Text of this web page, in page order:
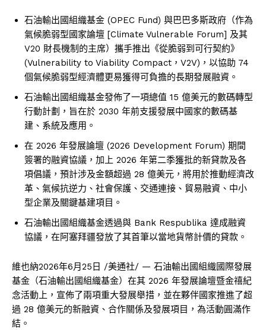
石油輸出國組織基金 (OPEC Fund) 與巴巴多斯政府（作為
氣候脆弱型國家論壇 [Climate Vulnerable Forum] 及其
V20 財長機制的主席）攜手推出《從脆弱到可行契約》
(Vulnerability to Viability Compact，V2V)，以協助 74
個氣候脆弱型經濟體更易獲得可負擔的長期發展融資。
石油輸出國組織基金發佈了一項總值 15 億美元的數碼轉型
行動計劃，旨在於 2030 年前支援發展中國家的數碼基
建、系統及應用。
在 2026 年發展論壇 (2026 Development Forum) 期間
簽署的融資協議，加上 2026 年第二季獲批的新貸款及各
項倡議，預計涉及金額超過 28 億美元，將用於推動經濟改
革、氣候抗逆力、社會保護、交通連接、貿易融資、中小
型企業及關鍵基建項目。
石油輸出國組織基金透過與 Bank Respublika 達成融資
協議，在阿塞拜疆發放了其首筆以當地貨幣計價的貸款。
維也納2026年6月25日 /美通社/ — 石油輸出國組織國際發展
基金（石油輸出國組織基金）在其 2026 年發展論壇暨金禧紀
念活動上，宣佈了兩項重大發展舉措，並在夥伴國家推進了超
過 28 億美元的新融資、合作關係及發展項目，為活動圓滿作
結。